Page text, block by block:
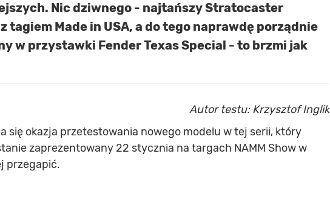
Nic dziwnego - najtańszy Stratocaster
tagiem Made in USA, a do tego naprawdę porządnie
w przystawki Fender Texas Special - to brzmi jak
Autor testu: Krzysztof Inglik
się okazja przetestowania nowego modelu w tej serii, który
zaprezentowany 22 stycznia na targach NAMM Show w
przegapić.